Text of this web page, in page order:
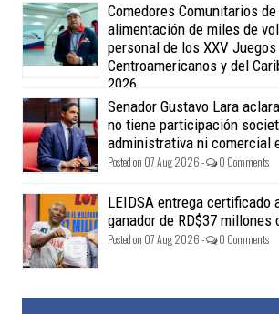
Comedores Comunitarios
alimentación de miles de
personal de los XXV Juegos
Centroamericanos y del
2026
Posted on 07 Aug 2026 - 0 Comments
Senador Gustavo Lara
no tiene participación
administrativa ni comercial
Posted on 07 Aug 2026 - 0 Comments
LEIDSA entrega certificado
ganador de RD$37 millones
Posted on 07 Aug 2026 - 0 Comments